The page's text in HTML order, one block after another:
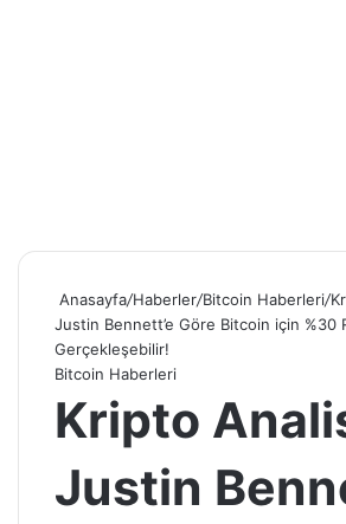
Anasayfa/Haberler/Bitcoin Haberleri/
Justin Bennett’e Göre Bitcoin için %30
Gerçekleşebilir!
Bitcoin Haberleri
Kripto
Justin